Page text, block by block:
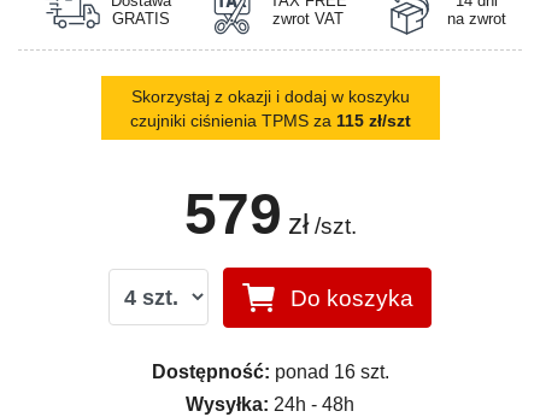
GRATIS
zwrot VAT
na zwrot
Skorzystaj z okazji i dodaj w koszyku
czujniki ciśnienia TPMS za 115 zł/szt
579 zł /szt.
Do koszyka
Dostępność: ponad 16 szt.
Wysyłka: 24h - 48h